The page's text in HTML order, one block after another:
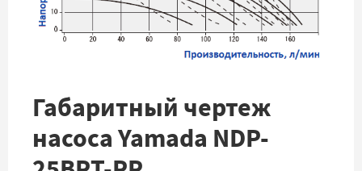
Габаритный чертеж
насоса Yamada NDP-